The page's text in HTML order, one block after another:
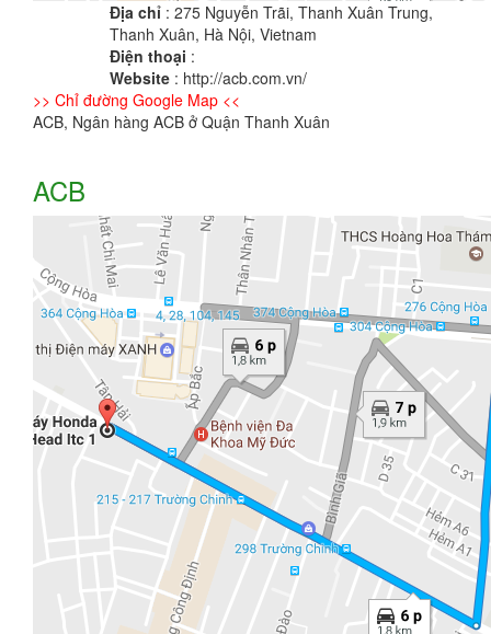
Địa chỉ : 275 Nguyễn Trãi, Thanh Xuân Trung,
Thanh Xuân, Hà Nội, Vietnam
Điện thoại :
Website : http://acb.com.vn/
>> Chỉ đường Google Map <<
ACB, Ngân hàng ACB ở Quận Thanh Xuân
ACB